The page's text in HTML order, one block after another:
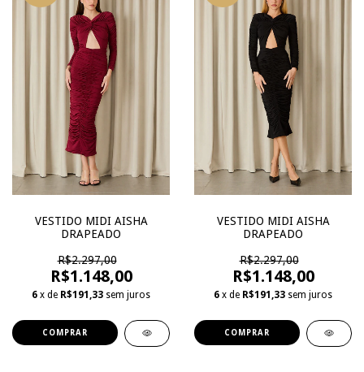
VESTIDO MIDI AISHA
DRAPEADO
R$2.297,00
R$1.148,00
6 x de R$191,33 sem juros
COMPRAR
VESTIDO MIDI AISHA
DRAPEADO
R$2.297,00
R$1.148,00
6 x de R$191,33 sem juros
COMPRAR